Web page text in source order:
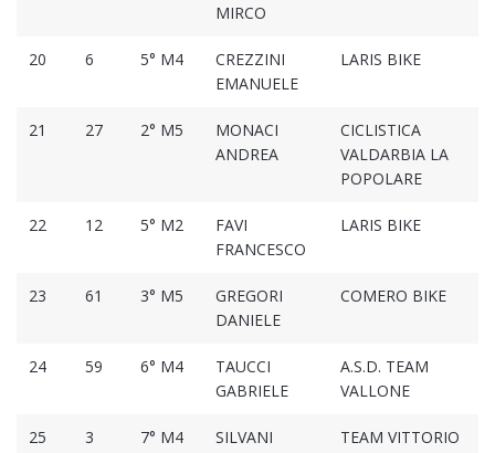
MIRCO
20 6 5° M4
CREZZINI
EMANUELE
LARIS BIKE
21 27 2° M5
MONACI
ANDREA
CICLISTICA
VALDARBIA LA
POPOLARE
22 12 5° M2
FAVI
FRANCESCO
LARIS BIKE
23 61 3° M5
GREGORI
DANIELE
COMERO BIKE
24 59 6° M4
TAUCCI
GABRIELE
A.S.D. TEAM
VALLONE
25 3 7° M4
SILVANI
TEAM VITTORIO